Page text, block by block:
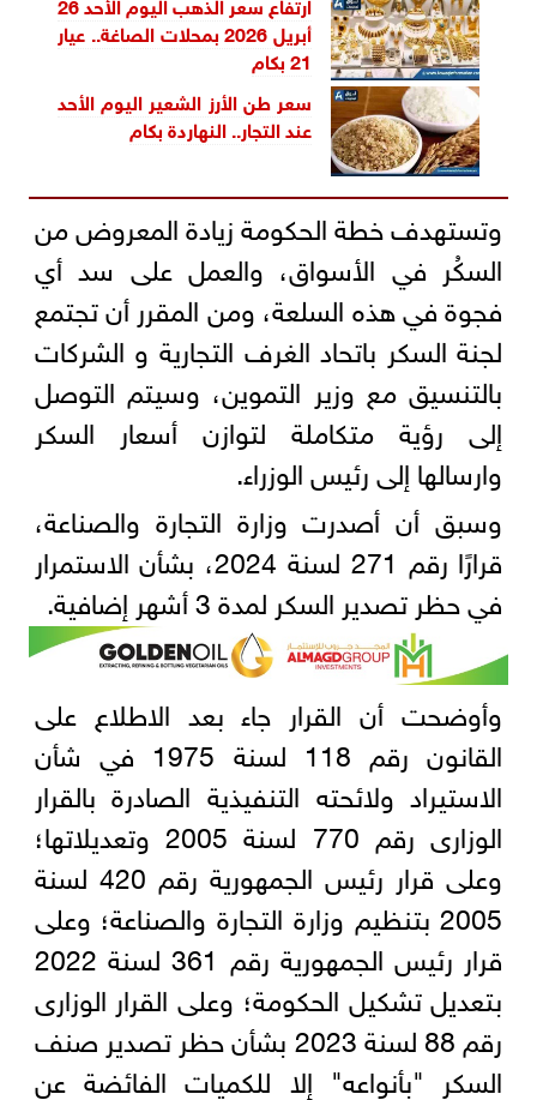
أبريل 2026 بمحلات الصاغة.. عيار
21 بكام
سعر طن الأرز الشعير اليوم الأحد
عند التجار.. النهاردة بكام
وتستهدف خطة الحكومة زيادة المعروض من
السكُر في الأسواق، والعمل على سد أي
فجوة في هذه السلعة، ومن المقرر أن تجتمع
لجنة السكر باتحاد الغرف التجارية و الشركات
بالتنسيق مع وزير التموين، وسيتم التوصل
إلى رؤية متكاملة لتوازن أسعار السكر
وارسالها إلى رئيس الوزراء.
وسبق أن أصدرت وزارة التجارة والصناعة،
قرارًا رقم 271 لسنة 2024، بشأن الاستمرار
في حظر تصدير السكر لمدة 3 أشهر إضافية.
وأوضحت أن القرار جاء بعد الاطلاع على
القانون رقم 118 لسنة 1975 في شأن
الاستيراد ولائحته التنفيذية الصادرة بالقرار
الوزارى رقم 770 لسنة 2005 وتعديلاتها؛
وعلى قرار رئيس الجمهورية رقم 420 لسنة
2005 بتنظيم وزارة التجارة والصناعة؛ وعلى
قرار رئيس الجمهورية رقم 361 لسنة 2022
بتعديل تشكيل الحكومة؛ وعلى القرار الوزارى
رقم 88 لسنة 2023 بشأن حظر تصدير صنف
السكر "بأنواعه" إلا للكميات الفائضة عن